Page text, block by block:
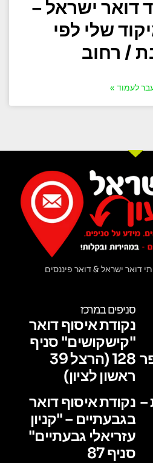
דואר ישראל –
שלי לפי
/ רחוב
לעמוד »
דואר ישראל & דואר פיננסים
–
סניפים במרכז
נקודת איסוף דואר
"קישקושים" סניף
128 (הרצל 39
ראשון לציון)
נקודת איסוף דואר
בגבעתיים – "קניון
עזריאלי גבעתיים"
סניף 87